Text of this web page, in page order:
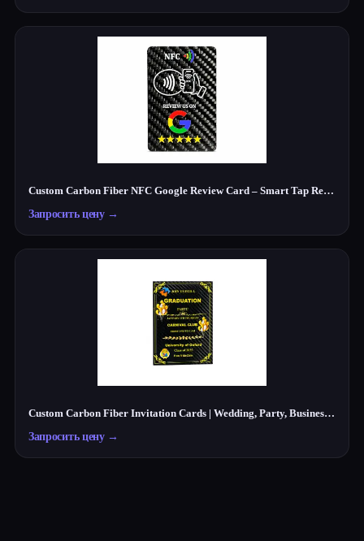
Custom Carbon Fiber NFC Google Review Card – Smart Tap Review Card for Businesses
Запросить цену→
Custom Carbon Fiber Invitation Cards | Wedding, Party, Business Cards Manufacturer
Запросить цену→